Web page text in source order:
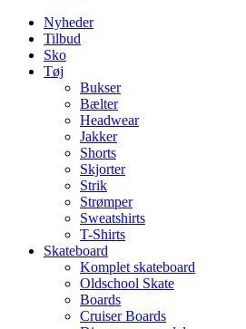
Nyheder
Tilbud
Sko
Tøj
Bukser
Bælter
Headwear
Jakker
Shorts
Skjorter
Strik
Strømper
Sweatshirts
T-Shirts
Skateboard
Komplet skateboard
Oldschool Skate
Boards
Cruiser Boards